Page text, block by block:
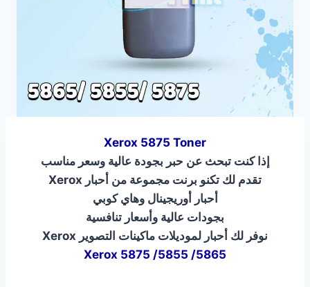
Xerox 5875 Toner
إذا كنت تبحث عن حبر بجودة عالية وسعر مناسب
تقدم لك تكنو برنت مجموعة من أحبار Xerox
أحبار أوريجينال وهاي كوبي
بجودات عالية وأسعار تنافسية
نوفر لك أحبار لموديلات ماكينات التصوير Xerox
Xerox 5875 /5855 /5865